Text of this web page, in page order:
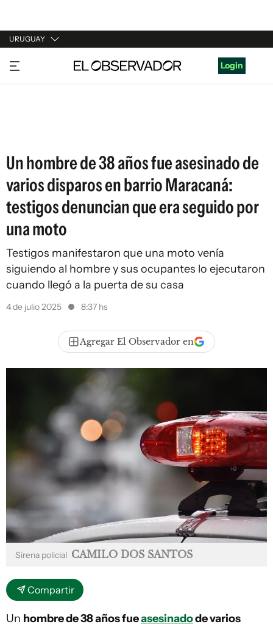
URUGUAY
URUGUAY
ARGENTINA
Login
Un hombre de 38 años fue asesinado de
varios disparos en barrio Maracaná:
testigos denuncian que era seguido por
una moto
Testigos manifestaron que una moto venía
siguiendo al hombre y sus ocupantes lo ejecutaron
cuando llegó a la puerta de su casa
4 de julio 2025 8:37 hs
Agregar El Observador en
Sirena policial CAMILO DOS SANTOS
Compartir
Un hombre de 38 años fueasesinadode varios